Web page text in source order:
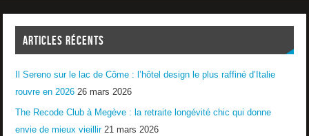
ARTICLES RÉCENTS
Il Sereno sur le lac de Côme : l’hôtel design le plus raffiné d’Italie
rouvre en 2026 26 mars 2026
The Recode Club à Megève : la retraite longévité chic qui donne
envie de mieux vieillir 21 mars 2026